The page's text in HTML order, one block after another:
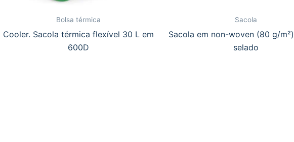
Bolsa térmica
Cooler. Sacola térmica flexível 30 L em
600D
Sacola
Sacola em non-woven (80 g/
selado